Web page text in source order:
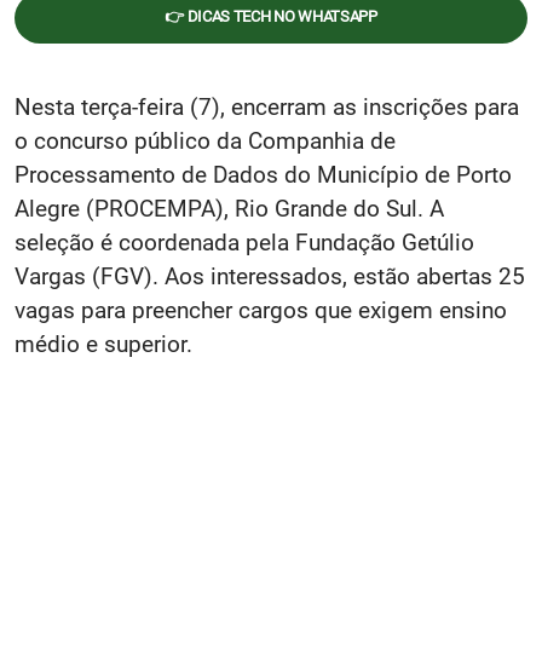
👉 DICAS TECH NO WHATSAPP
Nesta terça-feira (7), encerram as inscrições para
o concurso público da Companhia de
Processamento de Dados do Município de Porto
Alegre (PROCEMPA), Rio Grande do Sul. A
seleção é coordenada pela Fundação Getúlio
Vargas (FGV). Aos interessados, estão abertas 25
vagas para preencher cargos que exigem ensino
médio e superior.